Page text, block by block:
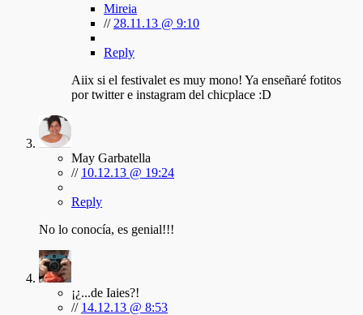
Mireia
// 28.11.13 @ 9:10
Reply
Aiix si el festivalet es muy mono! Ya enseñaré fotitos
por twitter e instagram del chicplace :D
May Garbatella
// 10.12.13 @ 19:24
Reply
No lo conocía, es genial!!!
¡¿...de Iaies?!
// 14.12.13 @ 8:53